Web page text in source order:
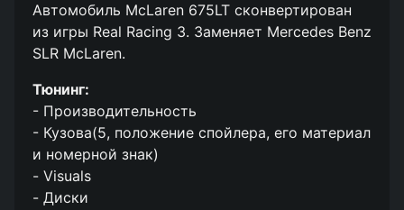
Автомобиль McLaren 675LT сконвертирован
из игры Real Racing 3. Заменяет Mercedes Benz
SLR McLaren.
Тюнинг:
- Производительность
- Кузова(5, положение спойлера, его материал
и номерной знак)
- Visuals
- Диски